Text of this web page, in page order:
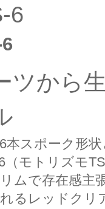
6
ツから
本スポーク形
（モトリズモ
ムで存在感主
るレッドクリ